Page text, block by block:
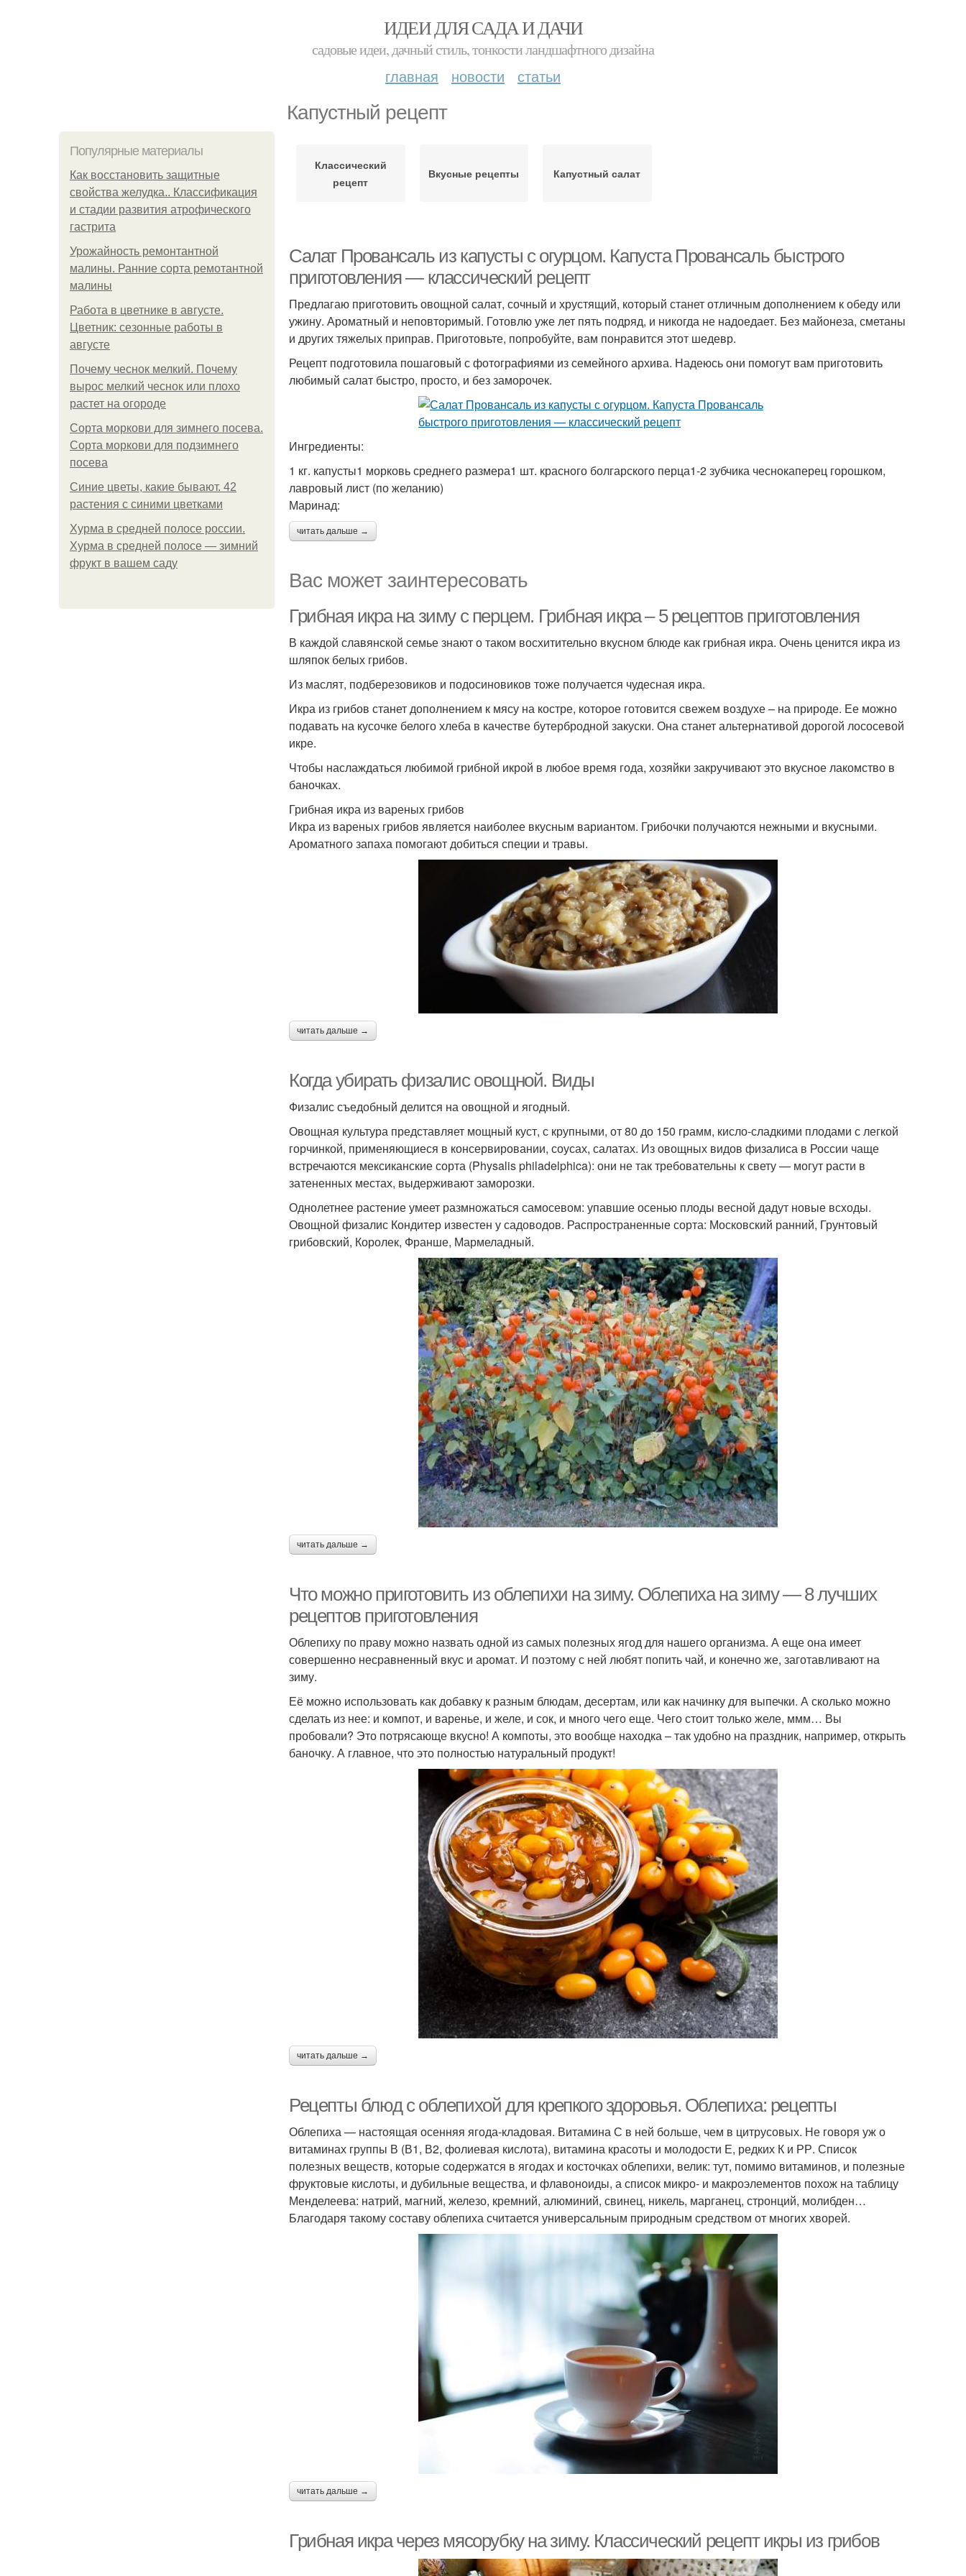
ИДЕИ ДЛЯ САДА И ДАЧИ
садовые идеи, дачный стиль, тонкости ландшафтного дизайна
главная новости статьи
Капустный рецепт
Популярные материалы
Как восстановить защитные
свойства желудка.. Классификация
и стадии развития атрофического
гастрита
Урожайность ремонтантной
малины. Ранние сорта ремотантной
малины
Работа в цветнике в августе.
Цветник: сезонные работы в
августе
Почему чеснок мелкий. Почему
вырос мелкий чеснок или плохо
растет на огороде
Сорта моркови для зимнего посева.
Сорта моркови для подзимнего
посева
Синие цветы, какие бывают. 42
растения с синими цветками
Хурма в средней полосе россии.
Хурма в средней полосе — зимний
фрукт в вашем саду
Классический
рецепт
Вкусные рецепты Капустный салат
Салат Провансаль из капусты с огурцом. Капуста Провансаль быстрого
приготовления — классический рецепт
Предлагаю приготовить овощной салат, сочный и хрустящий, который станет отличным дополнением к обеду или
ужину. Ароматный и неповторимый. Готовлю уже лет пять подряд, и никогда не надоедает. Без майонеза, сметаны
и других тяжелых приправ. Приготовьте, попробуйте, вам понравится этот шедевр.
Рецепт подготовила пошаговый с фотографиями из семейного архива. Надеюсь они помогут вам приготовить
любимый салат быстро, просто, и без заморочек.
Ингредиенты:
1 кг. капусты1 морковь среднего размера1 шт. красного болгарского перца1-2 зубчика чеснокаперец горошком,
лавровый лист (по желанию)
Маринад:
читать дальше →
Вас может заинтересовать
Грибная икра на зиму с перцем. Грибная икра – 5 рецептов приготовления
В каждой славянской семье знают о таком восхитительно вкусном блюде как грибная икра. Очень ценится икра из
шляпок белых грибов.
Из маслят, подберезовиков и подосиновиков тоже получается чудесная икра.
Икра из грибов станет дополнением к мясу на костре, которое готовится свежем воздухе – на природе. Ее можно
подавать на кусочке белого хлеба в качестве бутербродной закуски. Она станет альтернативой дорогой лососевой
икре.
Чтобы наслаждаться любимой грибной икрой в любое время года, хозяйки закручивают это вкусное лакомство в
баночках.
Грибная икра из вареных грибов
Икра из вареных грибов является наиболее вкусным вариантом. Грибочки получаются нежными и вкусными.
Ароматного запаха помогают добиться специи и травы.
читать дальше →
Когда убирать физалис овощной. Виды
Физалис съедобный делится на овощной и ягодный.
Овощная культура представляет мощный куст, с крупными, от 80 до 150 грамм, кисло-сладкими плодами с легкой
горчинкой, применяющиеся в консервировании, соусах, салатах. Из овощных видов физалиса в России чаще
встречаются мексиканские сорта (Physalis philadelphica): они не так требовательны к свету — могут расти в
затененных местах, выдерживают заморозки.
Однолетнее растение умеет размножаться самосевом: упавшие осенью плоды весной дадут новые всходы.
Овощной физалис Кондитер известен у садоводов. Распространенные сорта: Московский ранний, Грунтовый
грибовский, Королек, Франше, Мармеладный.
читать дальше →
Что можно приготовить из облепихи на зиму. Облепиха на зиму — 8 лучших
рецептов приготовления
Облепиху по праву можно назвать одной из самых полезных ягод для нашего организма. А еще она имеет
совершенно несравненный вкус и аромат. И поэтому с ней любят попить чай, и конечно же, заготавливают на
зиму.
Её можно использовать как добавку к разным блюдам, десертам, или как начинку для выпечки. А сколько можно
сделать из нее: и компот, и варенье, и желе, и сок, и много чего еще. Чего стоит только желе, ммм… Вы
пробовали? Это потрясающе вкусно! А компоты, это вообще находка – так удобно на праздник, например, открыть
баночку. А главное, что это полностью натуральный продукт!
читать дальше →
Рецепты блюд с облепихой для крепкого здоровья. Облепиха: рецепты
Облепиха — настоящая осенняя ягода-кладовая. Витамина С в ней больше, чем в цитрусовых. Не говоря уж о
витаминах группы В (В1, В2, фолиевая кислота), витамина красоты и молодости Е, редких К и РР. Список
полезных веществ, которые содержатся в ягодах и косточках облепихи, велик: тут, помимо витаминов, и полезные
фруктовые кислоты, и дубильные вещества, и флавоноиды, а список микро- и макроэлементов похож на таблицу
Менделеева: натрий, магний, железо, кремний, алюминий, свинец, никель, марганец, стронций, молибден…
Благодаря такому составу облепиха считается универсальным природным средством от многих хворей.
читать дальше →
Грибная икра через мясорубку на зиму. Классический рецепт икры из грибов